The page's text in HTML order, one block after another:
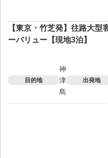
【東京・竹芝発】往路大
ーバリュー【現地3泊】
目的地
神
津
島
出発地